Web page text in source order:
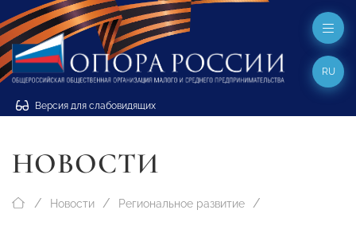
Версия для слабовидящих
RU
НОВОСТИ
Новости Региональное развитие